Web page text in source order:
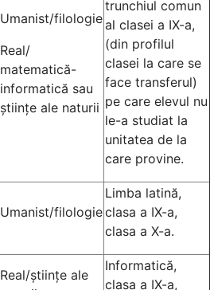
Umanist/filologie
Real/
matematică-
informatică sau
științe ale naturii
trunchiul comun
al clasei a IX-a,
(din profilul
clasei la care se
face transferul)
pe care elevul nu
le-a studiat la
unitatea de la
care provine.
Umanist/filologie
Limba latină,
clasa a IX-a,
clasa a X-a.
Real/științe ale
Informatică,
clasa a IX-a,